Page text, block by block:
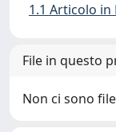
1.1 Articolo in
File in questo
Non ci sono